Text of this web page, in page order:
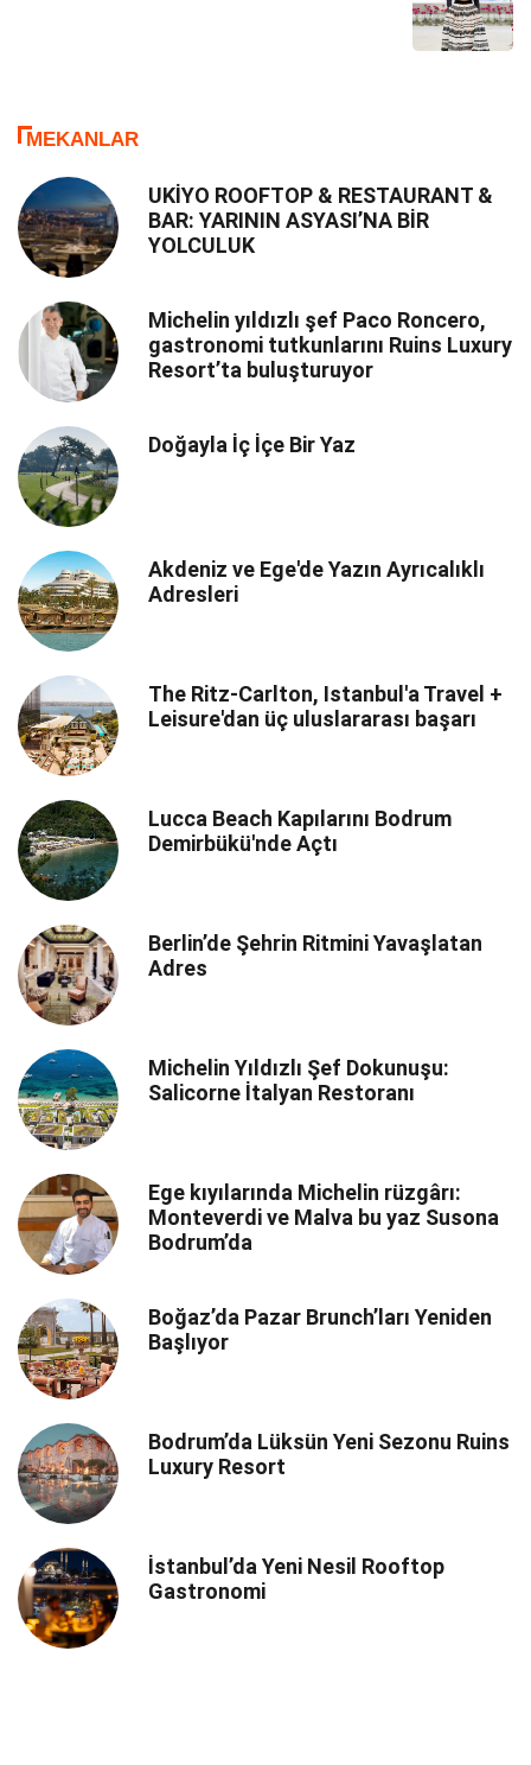
MEKANLAR
UKİYO ROOFTOP & RESTAURANT &
BAR: YARININ ASYASI’NA BİR
YOLCULUK
Michelin yıldızlı şef Paco Roncero,
gastronomi tutkunlarını Ruins Luxury
Resort’ta buluşturuyor
Doğayla İç İçe Bir Yaz
Akdeniz ve Ege'de Yazın Ayrıcalıklı
Adresleri
The Ritz-Carlton, Istanbul'a Travel +
Leisure'dan üç uluslararası başarı
Lucca Beach Kapılarını Bodrum
Demirbükü'nde Açtı
Berlin’de Şehrin Ritmini Yavaşlatan
Adres
Michelin Yıldızlı Şef Dokunuşu:
Salicorne İtalyan Restoranı
Ege kıyılarında Michelin rüzgârı:
Monteverdi ve Malva bu yaz Susona
Bodrum’da
Boğaz’da Pazar Brunch’ları Yeniden
Başlıyor
Bodrum’da Lüksün Yeni Sezonu Ruins
Luxury Resort
İstanbul’da Yeni Nesil Rooftop
Gastronomi